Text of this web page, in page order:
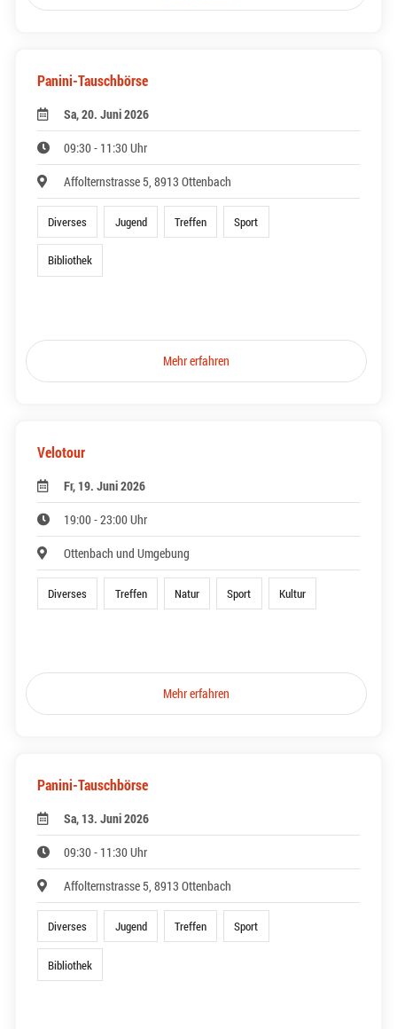
Panini-Tauschbörse
Sa, 20. Juni 2026
09:30 - 11:30 Uhr
Affolternstrasse 5, 8913 Ottenbach
Diverses Jugend Treffen Sport
Bibliothek
Mehr erfahren
Velotour
Fr, 19. Juni 2026
19:00 - 23:00 Uhr
Ottenbach und Umgebung
Diverses Treffen Natur Sport Kultur
Mehr erfahren
Panini-Tauschbörse
Sa, 13. Juni 2026
09:30 - 11:30 Uhr
Affolternstrasse 5, 8913 Ottenbach
Diverses Jugend Treffen Sport
Bibliothek